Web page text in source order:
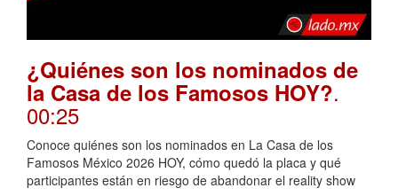
¿Quiénes son los nominados de
la Casa de los Famosos HOY?.
00:25
Conoce quiénes son los nominados en La Casa de los
Famosos México 2026 HOY, cómo quedó la placa y qué
participantes están en riesgo de abandonar el reality show